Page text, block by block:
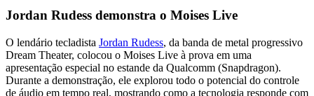
Jordan Rudess demonstra o Moises Live
O lendário tecladista Jordan Rudess, da banda de metal progressivo
Dream Theater, colocou o Moises Live à prova em uma
apresentação especial no estande da Qualcomm (Snapdragon).
Durante a demonstração, ele explorou todo o potencial do controle
de áudio em tempo real, mostrando como a tecnologia responde com